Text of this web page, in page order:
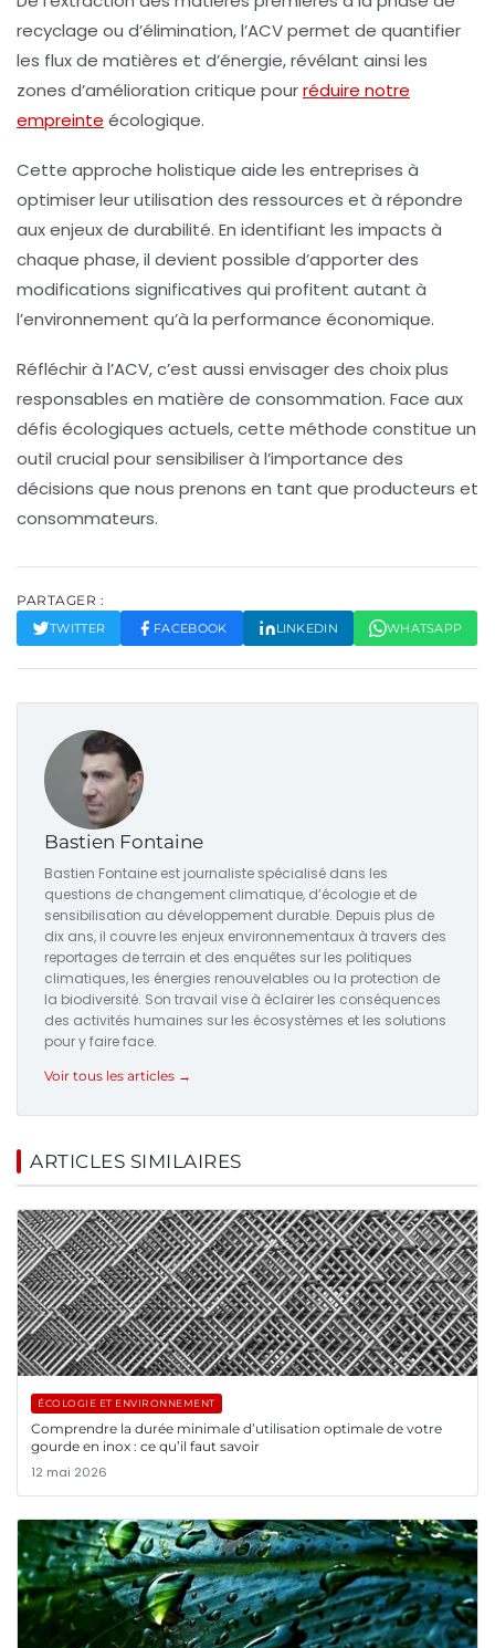
recyclage ou d’élimination, l’ACV permet de quantifier
les flux de matières et d’énergie, révélant ainsi les
zones d’amélioration critique pourréduire notre
empreinte écologique.
Cette approche holistique aide les entreprises à
optimiser leur utilisation des ressources et à répondre
aux enjeux de durabilité. En identifiant les impacts à
chaque phase, il devient possible d’apporter des
modifications significatives qui profitent autant à
l’environnement qu’à la performance économique.
Réfléchir à l’ACV, c’est aussi envisager des choix plus
responsables en matière de consommation. Face aux
défis écologiques actuels, cette méthode constitue un
outil crucial pour sensibiliser à l’importance des
décisions que nous prenons en tant que producteurs et
consommateurs.
PARTAGER :
TWITTER FACEBOOK LINKEDIN WHATSAPP
Bastien Fontaine
Bastien Fontaine est journaliste spécialisé dans les
questions de changement climatique, d’écologie et de
sensibilisation au développement durable. Depuis plus de
dix ans, il couvre les enjeux environnementaux à travers des
reportages de terrain et des enquêtes sur les politiques
climatiques, les énergies renouvelables ou la protection de
la biodiversité. Son travail vise à éclairer les conséquences
des activités humaines sur les écosystèmes et les solutions
pour y faire face.
Voir tous les articles →
ARTICLES SIMILAIRES
ÉCOLOGIE ET ENVIRONNEMENT
Comprendre la durée minimale d’utilisation optimale de votre
gourde en inox : ce qu’il faut savoir
12 mai 2026